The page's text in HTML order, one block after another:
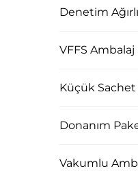
Denetim
VFFS
Küçük Sachet
Donanım
Vakumlu